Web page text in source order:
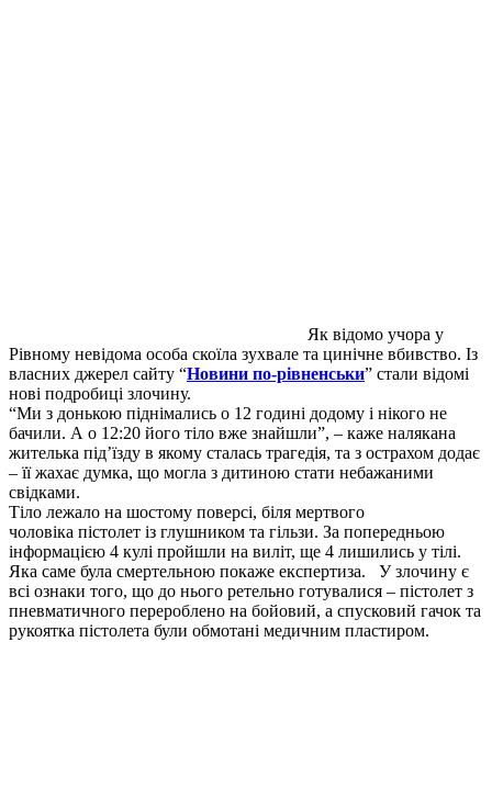
Як відомо учора у
Рівному невідома особа скоїла зухвале та цинічне вбивство. Із
власних джерел сайту “Новини по-рівненськи” стали відомі
нові подробиці злочину.
“Ми з донькою піднімались о 12 годині додому і нікого не
бачили. А о 12:20 його тіло вже знайшли”, – каже налякана
жителька під’їзду в якому сталась трагедія, та з острахом додає
– її жахає думка, що могла з дитиною стати небажаними
свідками.
Тіло лежало на шостому поверсі, біля мертвого
чоловіка пістолет із глушником та гільзи. За попередньою
інформацією 4 кулі пройшли на виліт, ще 4 лишились у тілі.
Яка саме була смертельною покаже експертиза. У злочину є
всі ознаки того, що до нього ретельно готувалися – пістолет з
пневматичного перероблено на бойовий, а спусковий гачок та
рукоятка пістолета були обмотані медичним пластиром.